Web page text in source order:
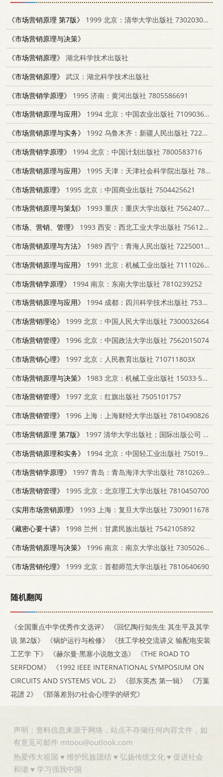
《市场营销原理 第7版》
1999 北京：清华大学出版社 730203057X
《市场营销原理与决策》
《市场营销原理》
湖北科学技术出版社
《市场营销原理》
武汉：湖北科学技术出版社
《市场营销学原理》
1995 济南：黄河出版社 7805586691
《市场营销原理与应用》
1994 北京：中国农业出版社 7109036928
《市场营销原理与实务》
1992 乌鲁木齐：新疆人民出版社 7228023927
《市场营销学原理》
1994 北京：中国计划出版社 7800583716
《市场营销原理与应用》 1995 天津：天津社会科学院出版社 780563548X
《市场营销原理》
1995 北京：中国商业出版社 7504425621
《市场营销原理与策划》
1993 重庆：重庆大学出版社 7562407657
《市场、营销、管理》
1993 西安：西北工业大学出版社 7561206178
《市场营销原理与方法》
1989 西宁：青海人民出版社 722500171X
《市场营销原理与应用》
1991 北京：机械工业出版社 7111026055
《市场营销学原理》
1994 南京：东南大学出版社 7810239252
《市场营销原理与应用》
1994 成都：四川科学技术出版社 7536428278
《市场营销理论》
1999 北京：中国人民大学出版社 7300032664
《市场营销管理》
1996 北京：中国政法大学出版社 7562015074
《市场营销心理》
1997 北京：人民教育出版社 710711803X
《市场营销原理与决策》
1983 北京：机械工业出版社 15033·5597
《市场营销管理》
1997 北京：红旗出版社 7505101757
《市场营销管理》
1996 上海：上海财经大学出版社 7810490826
《市场营销原理 第7版》
1997 清华大学出版社；国际出版公司 7302026920
《市场营销原理和实务》
1994 北京：中国轻工业出版社 7501915571
《市场营销学原理》
1997 青岛：青岛海洋大学出版社 7810269259
《市场营销管理》
1995 北京：北京理工大学出版社 7810450700
《实用市场营销原理》
1993 上海：复旦大学出版社 7309011678
《藏密心要十讲》
1998 兰州：甘肃民族出版社 7542105892
《市场营销原理与决策》
1996 南京：南京大学出版社 7305026360
《市场营销伦理》
1999 北京：首都师范大学出版社 7810640690
随机翻阅
《全国重点中学优秀作文选评》
《回忆陶行知先生 其生平及其学
说 第2版》
《锅炉运行与检修》
《技工学校交流讲义 输配电安装
工艺学 下》
《赫尔曼·黑塞小说散文选》
《THE ROAD TO
SERFDOM》
《1992 IEEE INTERNATIONAL SYMPOSIUM ON
CIRCUITS AND SYSTEMS VOL. 2》
《邵东英杰 第一辑》
《万葉
花譜 2》
《部落差別の社会心理学的研究》
声明：资料信息来源于网络，站点不存储任何内容文件，如
有意见可邮件 mtoou@outlook.com
热爱伟大祖国 ♥ 维护民族团结 ♥ 弘扬传统文化 ♥ 促进社会
和谐 ♥ 学习强我中国